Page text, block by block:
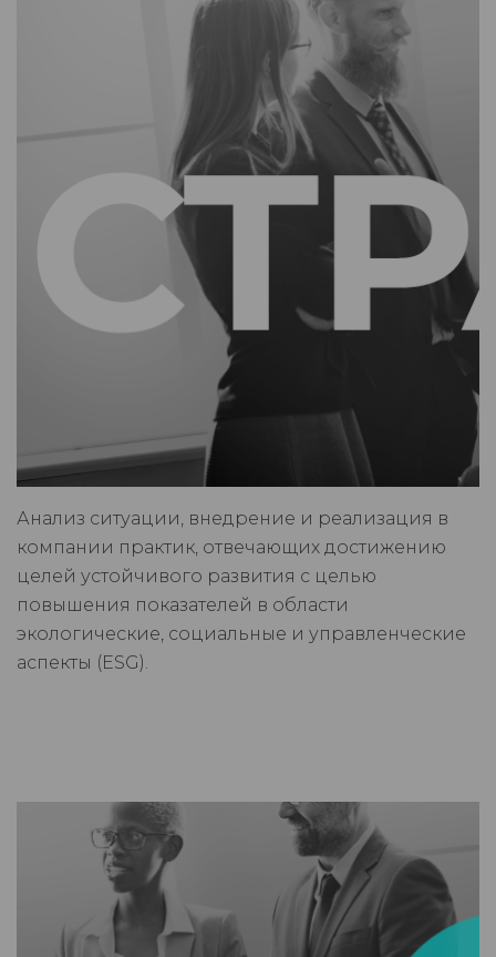
Анализ ситуации, внедрение и реализация в
компании практик, отвечающих достижению
целей устойчивого развития с целью
повышения показателей в области
экологические, социальные и управленческие
аспекты (ESG).